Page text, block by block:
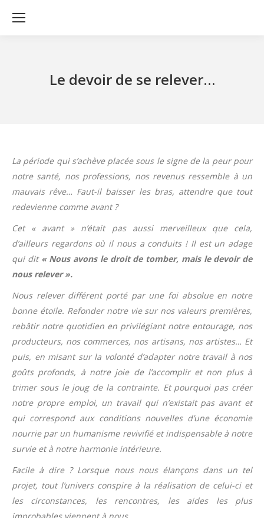
Le devoir de se relever…
La période qui s’achève placée sous le signe de la peur pour
notre santé, nos professions, nos revenus ressemble à un
mauvais rêve… Faut-il baisser les bras, attendre que tout
redevienne comme avant ?
Cet « avant » n’était pas aussi merveilleux que cela,
d’ailleurs regardons où il nous a conduits ! Il est un adage
qui dit « Nous avons le droit de tomber, mais le devoir de
nous relever ».
Nous relever différent porté par une foi absolue en notre
bonne étoile. Refonder notre vie sur nos valeurs premières,
rebâtir notre quotidien en privilégiant notre entourage, nos
producteurs, nos commerces, nos artisans, nos artistes… Et
puis, en misant sur la volonté d’adapter notre travail à nos
goûts profonds, à notre joie de l’accomplir et non plus à
trimer sous le joug de la contrainte. Et pourquoi pas créer
notre propre emploi, un travail qui n’existait pas avant et
qui correspond aux conditions nouvelles d’une économie
nourrie par un humanisme revivifié et indispensable à notre
survie et à notre harmonie intérieure.
Facile à dire ? Lorsque nous nous élançons dans un tel
projet, tout l’univers conspire à la réalisation de celui-ci et
les circonstances, les rencontres, les aides les plus